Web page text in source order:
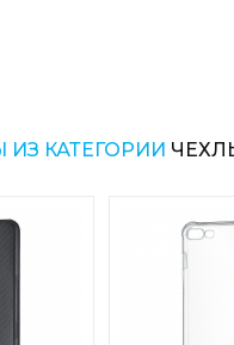
КАТЕГОРИИ